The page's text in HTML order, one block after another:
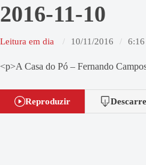
2016-11-10
Leitura em dia 10/11/2016 6:16
<p>A Casa do Pó – Fernando
Reproduzir